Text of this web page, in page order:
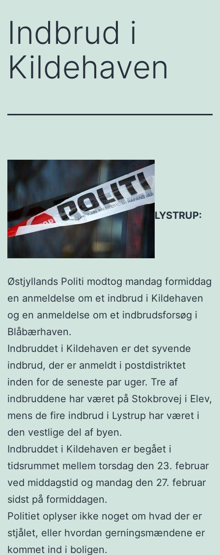
Indbrud i
Kildehaven
LYSTRUP:
Østjyllands Politi modtog mandag formiddag
en anmeldelse om et indbrud i Kildehaven
og en anmeldelse om et indbrudsforsøg i
Blåbærhaven.
Indbruddet i Kildehaven er det syvende
indbrud, der er anmeldt i postdistriktet
inden for de seneste par uger. Tre af
indbruddene har været på Stokbrovej i Elev,
mens de fire indbrud i Lystrup har været i
den vestlige del af byen.
Indbruddet i Kildehaven er begået i
tidsrummet mellem torsdag den 23. februar
ved middagstid og mandag den 27. februar
sidst på formiddagen.
Politiet oplyser ikke noget om hvad der er
stjålet, eller hvordan gerningsmændene er
kommet ind i boligen.